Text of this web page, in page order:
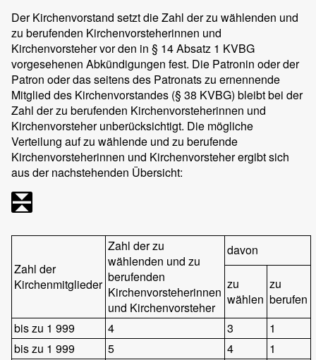
Der Kirchenvorstand setzt die Zahl der zu wählenden und
zu berufenden Kirchenvorsteherinnen und
Kirchenvorsteher vor den in § 14 Absatz 1 KVBG
vorgesehenen Abkündigungen fest. Die Patronin oder der
Patron oder das seitens des Patronats zu ernennende
Mitglied des Kirchenvorstandes (§ 38 KVBG) bleibt bei der
Zahl der zu berufenden Kirchenvorsteherinnen und
Kirchenvorsteher unberücksichtigt. Die mögliche
Verteilung auf zu wählende und zu berufende
Kirchenvorsteherinnen und Kirchenvorsteher ergibt sich
aus der nachstehenden Übersicht:
Zahl der
Kirchenmitglieder
Zahl der zu
wählenden und zu
berufenden
Kirchenvorsteherinnen
und Kirchenvorsteher
davon
zu
wählen
zu
berufen
bis zu 1 999
4 3
1
bis zu 1 999
5 4
1